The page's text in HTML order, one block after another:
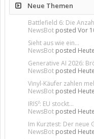
Neue Themen
Battlefield 6: Die
NewsBot posted Vor
Sieht aus wie ein...
NewsBot posted
Generative AI 2026:
NewsBot posted
Vinyl-Käufer zahlen
NewsBot posted
IRIS²: EU stockt...
NewsBot posted
Im Kurztest: Der neue
NewsBot posted